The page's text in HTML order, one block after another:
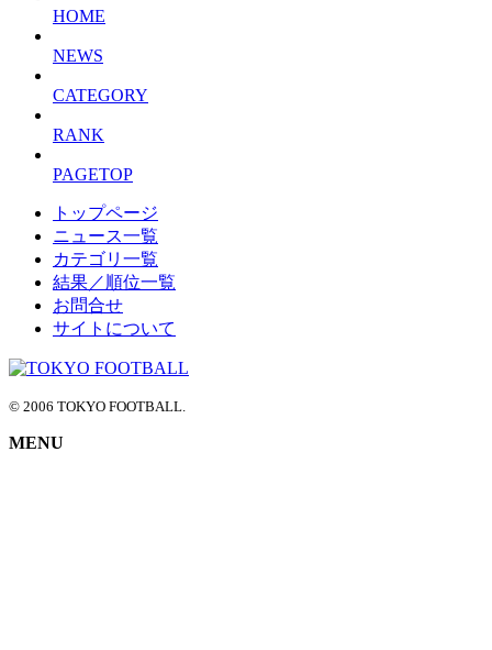
HOME
NEWS
CATEGORY
RANK
PAGETOP
トップページ
ニュース一覧
カテゴリ一覧
結果／順位一覧
お問合せ
サイトについて
© 2006 TOKYO FOOTBALL.
MENU